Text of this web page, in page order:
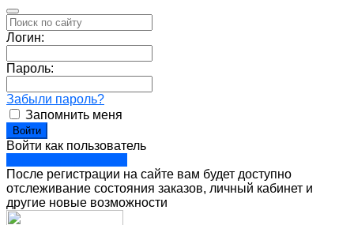
Логин:
Пароль:
Забыли пароль?
Запомнить меня
Войти как пользователь
После регистрации на сайте вам будет доступно
отслеживание состояния заказов, личный кабинет и
другие новые возможности